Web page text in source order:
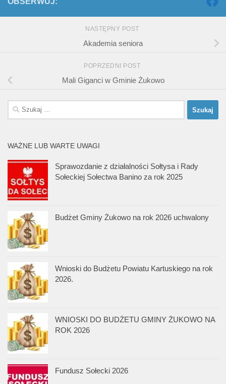
NASTĘPNY POST
Akademia seniora
POPRZEDNI POST
Mali Giganci w Gminie Żukowo
Szukaj:
WAŻNE LUB WARTE UWAGI
Sprawozdanie z działalności Sołtysa i Rady
Sołeckiej Sołectwa Banino za rok 2025
Budżet Gminy Żukowo na rok 2026 uchwalony
Wnioski do Budżetu Powiatu Kartuskiego na rok
2026.
WNIOSKI DO BUDŻETU GMINY ŻUKOWO NA
ROK 2026
Fundusz Sołecki 2026